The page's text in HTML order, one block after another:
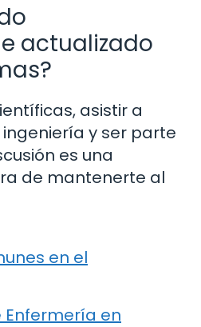
actualizado
asistir a
y ser parte
es una
de mantenerte al
en el
en